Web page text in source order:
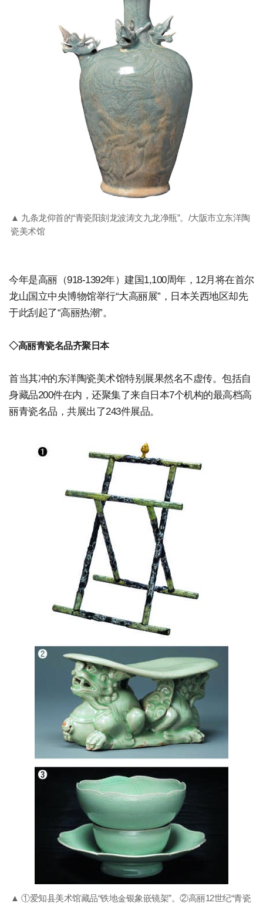
▲ 九条龙仰首的“青瓷阳刻龙波涛文九龙净瓶”。/大阪市立东洋陶
瓷美术馆
今年是高丽（918-1392年）建国1,100周年，12月将在首尔
龙山国立中央博物馆举行“大高丽展”，日本关西地区却先
于此刮起了“高丽热潮”。
◇高丽青瓷名品齐聚日本
首当其冲的东洋陶瓷美术馆特别展果然名不虚传。包括自
身藏品200件在内，还聚集了来自日本7个机构的最高档高
丽青瓷名品，共展出了243件展品。
▲ ①爱知县美术馆藏品“铁地金银象嵌镜架”。②高丽12世纪“青瓷